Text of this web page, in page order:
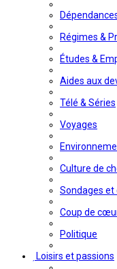
Régimes &
Études &
Aides aux
Télé & Séries
Voyages
Culture de
Sondages et
Coup de
Politique
Loisirs et passions